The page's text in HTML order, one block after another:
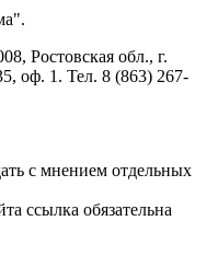
Ростовская обл., г.
оф. 1. Тел. 8 (863) 267-
с мнением отдельных
ссылка обязательна